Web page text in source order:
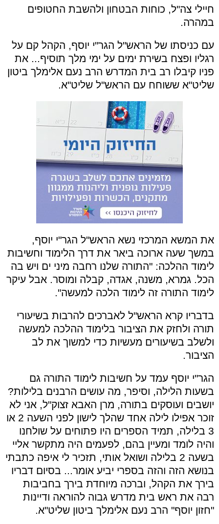
חיילי צה"ל, כוחות הבטחון ולהשבת החטופים
במהרה.
עם כניסתו של הראש"ל הגר"י יוסף, הקהל קם על
רגליו ופצח בשירת ימים על ימי מלך תוסיף... את
פניו קיבלו רב בית המדרש הרב נעם אלימלך ביטון
שליט"א ששוחח עם הראש"ל שליט"א.
את המשא המרכזי נשא הראש"ל הגר"י יוסף,
במשך שעה ארוכה ביאר את דרך הלימוד וחשיבות
לימוד ההלכה: "התורה שלנו רחבה מיני ים ויש בה
הכל. גמרא, משנה, אגדה, קבלה ומוסר. אבל עיקר
לימוד התורה זה לימוד הלכה למעשה".
בדבריו קרא הראש"ל לאברכים להרבות בשיעורי
תורה ולחזק את הציבור בלימוד ההלכה למעשה
ולשלב בשיעורים מעשיות כדי למשוך את לב
הציבור.
הגר"י יוסף עמד על חשיבות לימוד התורה גם
בשעות הלילה, וסיפר, מה עושים הרבנים בלילות?
יושבים ועוסקים בתורה, מרן האבא זצוק"ל, אני לא
זוכר אפילו לילה אחד שהלך לישון לפני השעה 2 או
3 בלילה, תמיד הספרים היו פתוחים על שולחנו
והיה לומד ומעיין בהם, לפעמים היה מתקשר אליי
בשעה 2 בלילה ושואל אותי, תזכיר לי איפה כתבתי
בנושא הזה והזה בספרי יביע אומר... בסיום דבריו
בירך את הקהל, וברכה מיוחדת בירך בחביבות
רבה את ראש בית מדרש גבוה להוראה ודיינות
"חזון יוסף" הרב נעם אלימלך ביטון שליט"א.